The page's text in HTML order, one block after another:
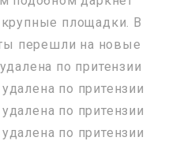
площадки. В
перешли на новые
по притензии
по притензии
по притензии
по притензии